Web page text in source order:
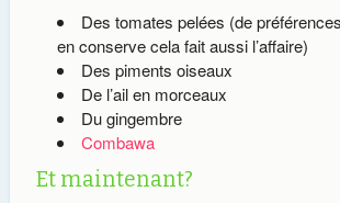
Des tomates pelées (de
en conserve cela fait aussi l’affaire)
Des piments oiseaux
De l’ail en morceaux
Du gingembre
Combawa
Et maintenant?